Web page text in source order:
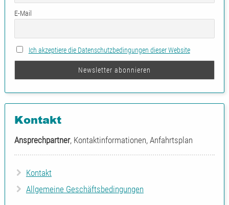
E-Mail
Ich akzeptiere die Datenschutzbedingungen dieser Website
Kontakt
Ansprechpartner, Kontaktinformationen, Anfahrtsplan
Kontakt
Allgemeine Geschäftsbedingungen